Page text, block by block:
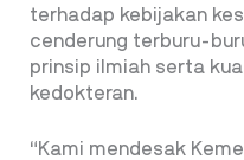
terhadap kebijakan
cenderung terburu-
prinsip ilmiah serta
kedokteran.
“Kami mendesak